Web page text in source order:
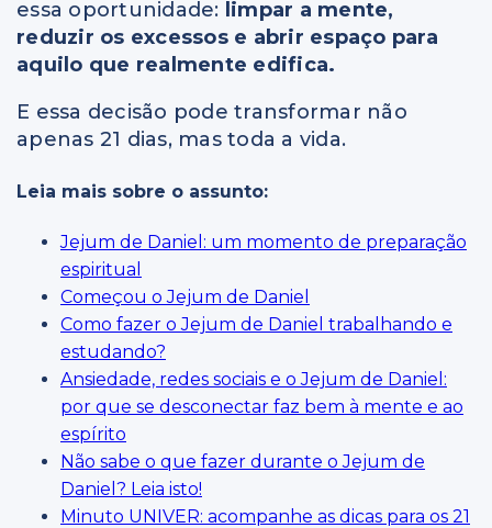
essa oportunidade: limpar a mente,
reduzir os excessos e abrir espaço para
aquilo que realmente edifica.
E essa decisão pode transformar não
apenas 21 dias, mas toda a vida.
Leia mais sobre o assunto:
Jejum de Daniel: um momento de preparação
espiritual
Começou o Jejum de Daniel
Como fazer o Jejum de Daniel trabalhando e
estudando?
Ansiedade, redes sociais e o Jejum de Daniel:
por que se desconectar faz bem à mente e ao
espírito
Não sabe o que fazer durante o Jejum de
Daniel? Leia isto!
Minuto UNIVER: acompanhe as dicas para os 21